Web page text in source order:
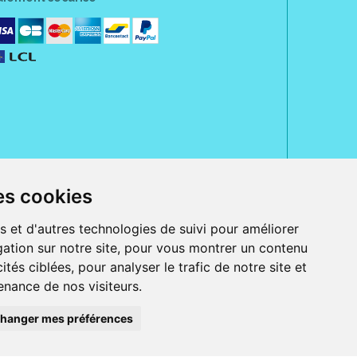
cookies
et d'autres technologies de suivi pour améliorer
sur notre site, pour vous montrer un contenu
ciblées, pour analyser le trafic de notre site et
de nos visiteurs.
mes préférences
Jeanne d' Harcourt, 80300 Albert.
ordonnance.
et iPod touch), ou sur Google Play (pour Androïd 5.0 ou version
Bancontact, PayPal.
beauté et bien-être ainsi que différents services : suivi personnalisé,
la peau, des cheveux...), mesure de la glycémie, perruques.
Pharmactiv réunit près de 1500 adhérents pharmaciens autour d' un
médical sous sa marque BetterLife.